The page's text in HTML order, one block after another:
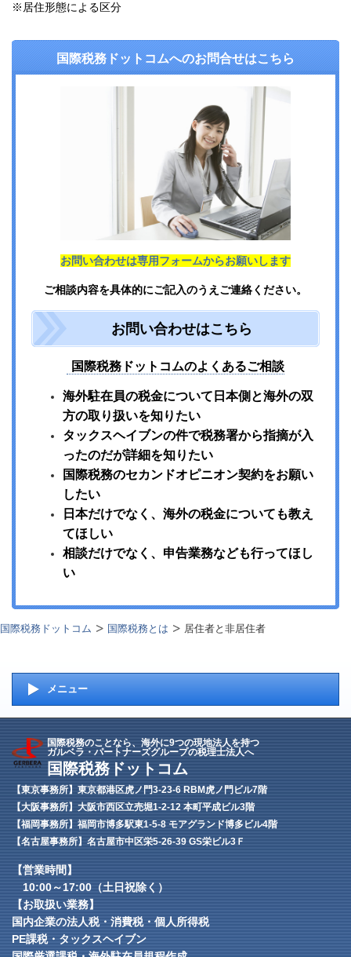
※居住形態による区分
国際税務ドットコムへのお問合せはこちら
お問い合わせは専用フォームからお願いします
ご相談内容を具体的にご記入のうえご連絡ください。
お問い合わせはこちら
国際税務ドットコムのよくあるご相談
海外駐在員の税金について日本側と海外の双
方の取り扱いを知りたい
タックスヘイブンの件で税務署から指摘が入
ったのだが詳細を知りたい
国際税務のセカンドオピニオン契約をお願い
したい
日本だけでなく、海外の税金についても教え
てほしい
相談だけでなく、申告業務なども行ってほし
い
国際税務ドットコム 国際税務とは 居住者と非居住者
メニュー
国際税務のことなら、海外に9つの現地法人を持つ
ガルベラ・パートナーズグループの税理士法人へ
国際税務ドットコム
【東京事務所】東京都港区虎ノ門3-23-6 RBM虎ノ門ビル7階
【大阪事務所】大阪市西区立売堀1-2-12 本町平成ビル3階
【福岡事務所】福岡市博多駅東1-5-8 モアグランド博多ビル4階
【名古屋事務所】名古屋市中区栄5-26-39 GS栄ビル3Ｆ
【営業時間】
10:00～17:00（土日祝除く）
【お取扱い業務】
国内企業の法人税・消費税・個人所得税
PE課税・タックスヘイブン